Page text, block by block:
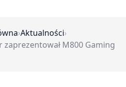
›Aktualności›
zaprezentował M800 Gaming